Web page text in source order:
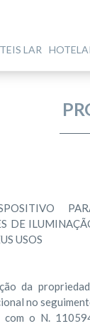
LAR
DE
USOS
da
no
com o N.